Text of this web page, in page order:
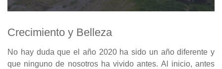
Crecimiento y Belleza
No hay duda que el año 2020 ha sido un año diferente y
que ninguno de nosotros ha vivido antes. Al inicio, antes